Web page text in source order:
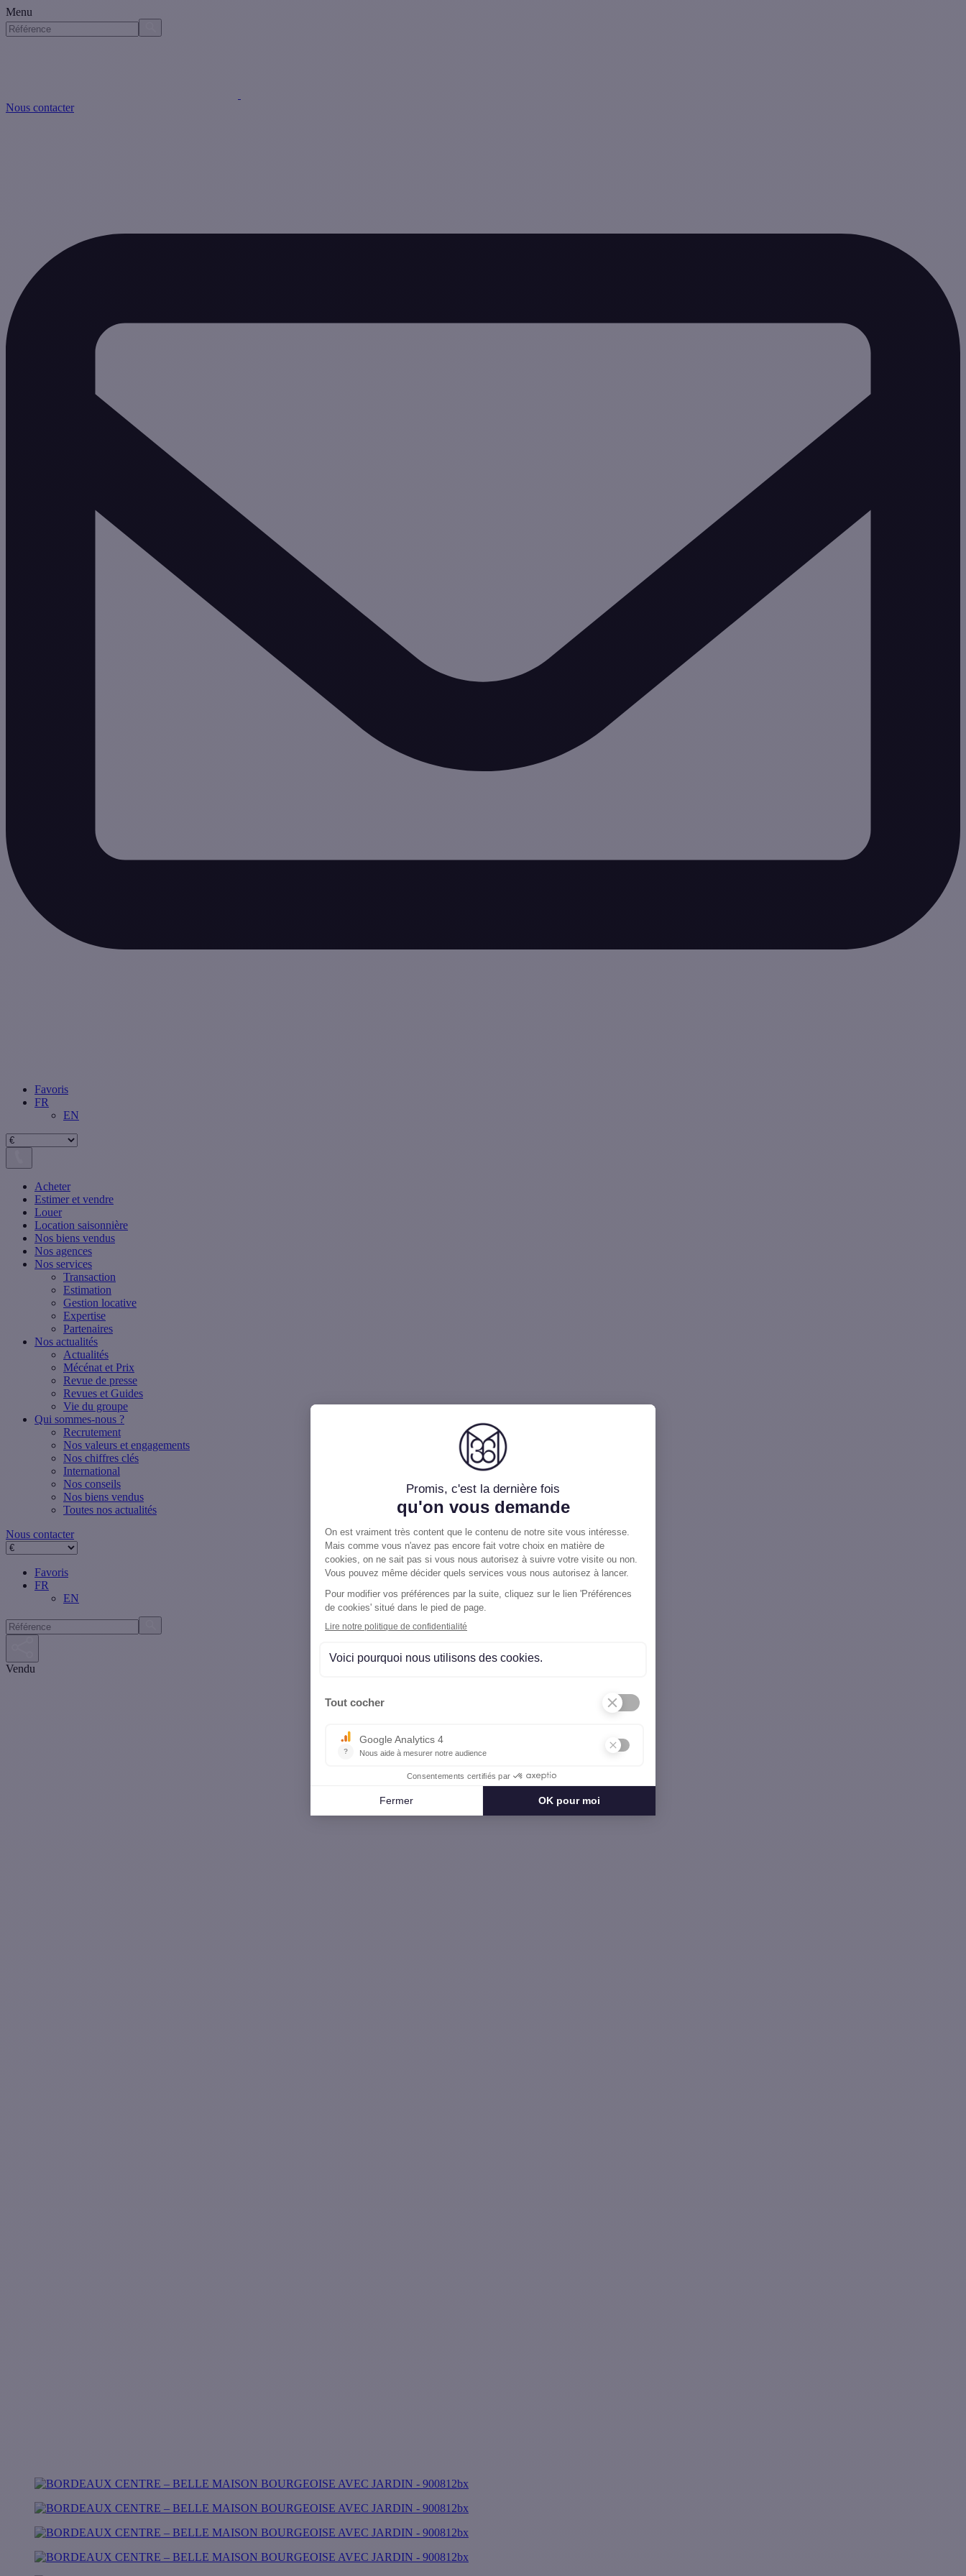
Menu
Nous contacter
Favoris
FR
EN
Acheter
Estimer et vendre
Louer
Location saisonnière
Nos biens vendus
Nos agences
Nos services
Transaction
Estimation
Gestion locative
Expertise
Partenaires
Nos actualités
Actualités
Mécénat et Prix
Revue de presse
Revues et Guides
Vie du groupe
Qui sommes-nous ?
Recrutement
Nos valeurs et engagements
Nos chiffres clés
International
Nos conseils
Nos biens vendus
Toutes nos actualités
Nous contacter
Favoris
FR
EN
Vendu